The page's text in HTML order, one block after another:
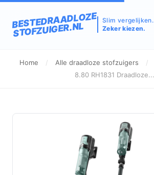
BESTEDRAADLOZE
STOFZUIGER.NL
Slim vergelijken.
Zeker kiezen.
Home / Alle draadloze stofzuigers /
8.80 RH1831 Draadloze...